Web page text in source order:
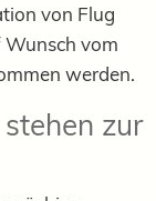
von Flug
vom
werden.
zur